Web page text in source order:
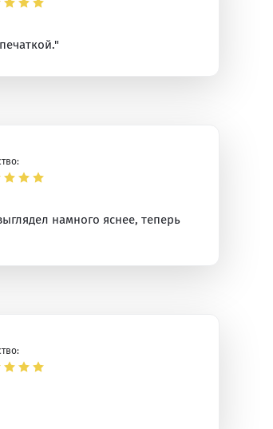
намного яснее, теперь